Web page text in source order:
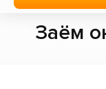
Заём